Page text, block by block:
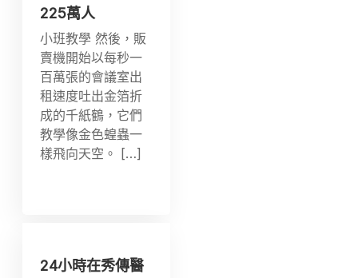
225萬人
小班教學 然後，販
賣機開始以每秒一
百萬張的會議室出
租速度吐出金箔折
成的千紙鶴，它們
教學像金色蝗蟲一
樣飛向天空。 […]
24小時在秀傳醫